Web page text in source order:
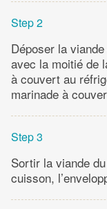
Step 2
Déposer la
avec la moitié de
à couvert au
marinade à
Step 3
Sortir la viande
cuisson,